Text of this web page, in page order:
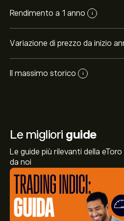
Rendimento a 1 anno i
Variazione di prezzo da inizio
Il massimo storico i
Le migliori guide
Le guide più rilevanti della
da noi